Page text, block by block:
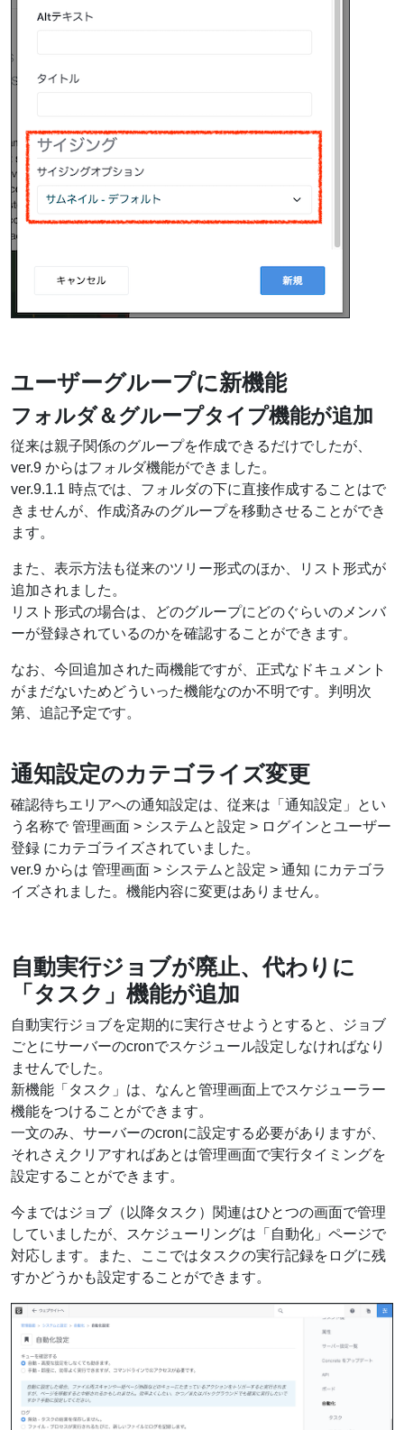
ユーザーグループに新機能
フォルダ＆グループタイプ機能が追加
従来は親子関係のグループを作成できるだけでしたが、
ver.9 からはフォルダ機能ができました。
ver.9.1.1 時点では、フォルダの下に直接作成することはで
きませんが、作成済みのグループを移動させることができ
ます。
また、表示方法も従来のツリー形式のほか、リスト形式が
追加されました。
リスト形式の場合は、どのグループにどのぐらいのメンバ
ーが登録されているのかを確認することができます。
なお、今回追加された両機能ですが、正式なドキュメント
がまだないためどういった機能なのか不明です。判明次
第、追記予定です。
通知設定のカテゴライズ変更
確認待ちエリアへの通知設定は、従来は「通知設定」とい
う名称で 管理画面 > システムと設定 > ログインとユーザー
登録 にカテゴライズされていました。
ver.9 からは 管理画面 > システムと設定 > 通知 にカテゴラ
イズされました。機能内容に変更はありません。
自動実行ジョブが廃止、代わりに
「タスク」機能が追加
自動実行ジョブを定期的に実行させようとすると、ジョブ
ごとにサーバーのcronでスケジュール設定しなければなり
ませんでした。
新機能「タスク」は、なんと管理画面上でスケジューラー
機能をつけることができます。
一文のみ、サーバーのcronに設定する必要がありますが、
それさえクリアすればあとは管理画面で実行タイミングを
設定することができます。
今まではジョブ（以降タスク）関連はひとつの画面で管理
していましたが、スケジューリングは「自動化」ページで
対応します。また、ここではタスクの実行記録をログに残
すかどうかも設定することができます。